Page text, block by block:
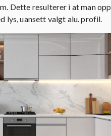
Dette resulterer i at man
lys, uansett valgt alu. profil.